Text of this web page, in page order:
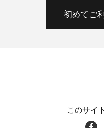
初めてご
このサイ